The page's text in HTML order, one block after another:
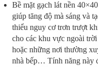
Bề mặt gạch lát nền
giúp tăng độ mà sáng và
thiểu nguy cơ trơn trượt
cho các khu vực ngoài
hoặc những nơi thường
nhà bếp… Tính năng này